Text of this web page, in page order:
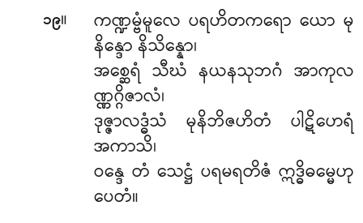
၁၉။
ကဏ္ဍမ္ဗံမူလေ ပရဟိတကရော ယော မု
နိန္ဒော နိသိန္နော၊
အစ္ဆေရံ သီဃံ နယနသုဘဂံ အာကုလ
ဏ္ဏဂ္ဂိဇာလံ၊
ဒုဇ္ဇာလဒ္ဓံသံ မုနိဘိဇဟိတံ ပါဋိဟေရံ
အကာသိ၊
ဝန္ဒေ တံ သေဋ္ဌံ ပရမရတိဇံ ဣဒ္ဓိဓမ္မေဟု
ပေတံ။